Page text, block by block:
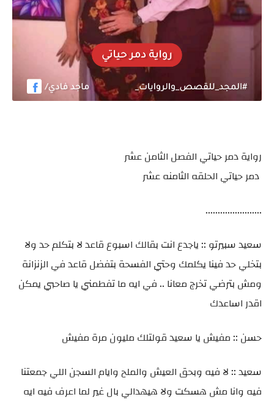
رواية دمر حياتي الفصل الثامن عشر
دمر حياتي الحلقه الثامنه عشر
.......................
سعيد سبيرتو :: ياجدع انت بقالك اسبوع قاعد لا بتكلم حد ولا
بتخلي حد فينا يكلمك وحتي الفسحة بتفضل قاعد في الزنزانة
ومش بترضي تخرج معانا .. في ايه ما تفطمني يا صاحبي يمكن
اقدر اساعدك
حسن :: مفيش يا سعيد قولتلك مليون مرة مفيش
سعيد :: لا فيه وبحق العيش والملح وايام السجن اللي جمعتنا
فيه وانا مش هسكت ولا هيهدالي بال غير لما اعرف فيه ايه